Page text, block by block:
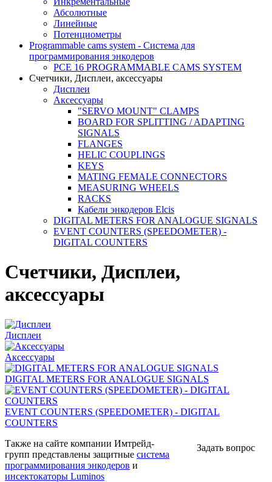
Абсолютные
Линейные
Потенциометры
Programmable cams system - Система для
программирования энкодеров
PCE 16 PROGRAMMABLE CAMS SYSTEM
Счетчики, Дисплеи, аксессуары
Дисплеи
Аксессуары
"SERVO MOUNT" CLAMPS
BOARD FOR SPLITTING / ADAPTING
SIGNALS
FLANGES
HELIC COUPLINGS
KEYS
MATING FEMALE CONNECTORS
MEASURING WHEELS
RACKS
Кабели энкодеров Elcis
DIGITAL METERS FOR ANALOGUE SIGNALS
EVENT COUNTERS (SPEEDOMETER) -
DIGITAL COUNTERS
Счетчики, Дисплеи,
аксессуары
Дисплеи
Аксессуары
DIGITAL METERS FOR ANALOGUE SIGNALS
EVENT COUNTERS (SPEEDOMETER) - DIGITAL
COUNTERS
Задать вопрос
Также на сайте компании Имтрейд-
групп представлены защитные система
программирования энкодеров и
инсектокаторы Luminos